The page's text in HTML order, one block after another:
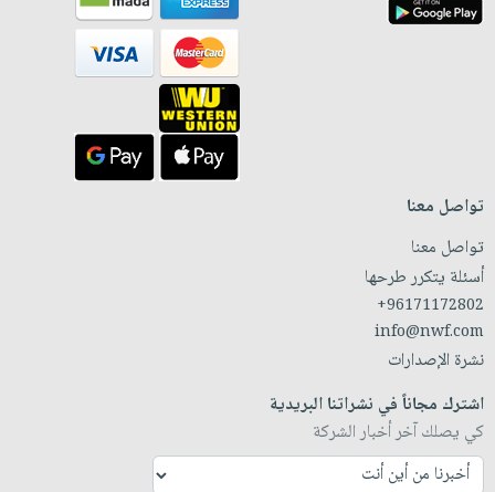
تواصل معنا
تواصل معنا
أسئلة يتكرر طرحها
+96171172802
info@nwf.com
نشرة الإصدارات
اشترك مجاناً في نشراتنا البريدية
كي يصلك آخر أخبار الشركة